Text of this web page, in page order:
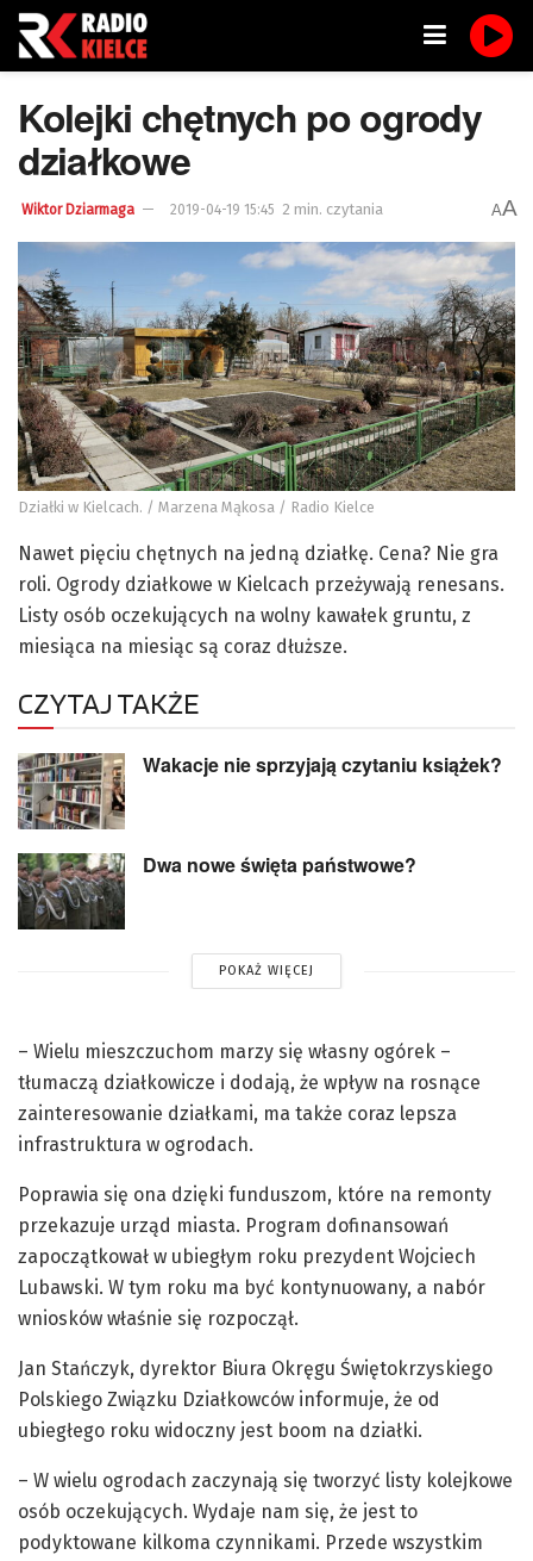
Kolejki chętnych po ogrody
działkowe
Wiktor Dziarmaga 2019-04-19 15:45 2 min. czytania AA
Działki w Kielcach. / Marzena Mąkosa / Radio Kielce
Nawet pięciu chętnych na jedną działkę. Cena? Nie gra
roli. Ogrody działkowe w Kielcach przeżywają renesans.
Listy osób oczekujących na wolny kawałek gruntu, z
miesiąca na miesiąc są coraz dłuższe.
CZYTAJ TAKŻE
Wakacje nie sprzyjają czytaniu książek?
Dwa nowe święta państwowe?
POKAŻ WIĘCEJ
– Wielu mieszczuchom marzy się własny ogórek –
tłumaczą działkowicze i dodają, że wpływ na rosnące
zainteresowanie działkami, ma także coraz lepsza
infrastruktura w ogrodach.
Poprawia się ona dzięki funduszom, które na remonty
przekazuje urząd miasta. Program dofinansowań
zapoczątkował w ubiegłym roku prezydent Wojciech
Lubawski. W tym roku ma być kontynuowany, a nabór
wniosków właśnie się rozpoczął.
Jan Stańczyk, dyrektor Biura Okręgu Świętokrzyskiego
Polskiego Związku Działkowców informuje, że od
ubiegłego roku widoczny jest boom na działki.
– W wielu ogrodach zaczynają się tworzyć listy kolejkowe
osób oczekujących. Wydaje nam się, że jest to
podyktowane kilkoma czynnikami. Przede wszystkim